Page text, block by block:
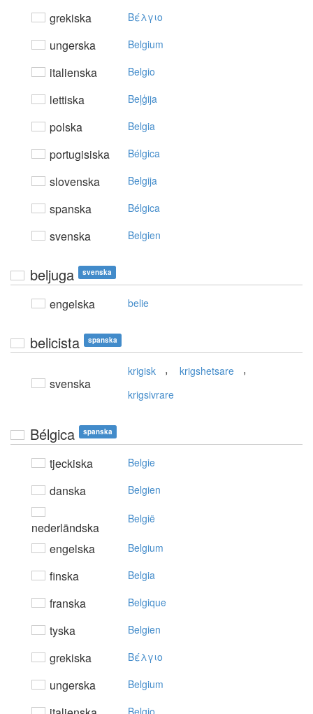
grekiska Bέλγιo
ungerska Belgium
italienska Belgio
lettiska Beļģija
polska Belgia
portugisiska Bélgica
slovenska Belgija
spanska Bélgica
svenska Belgien
beljuga svenska
engelska belie
belicista spanska
svenska
krigisk , krigshetsare ,
krigsivrare
Bélgica spanska
tjeckiska Belgie
danska Belgien
nederländska
België
engelska Belgium
finska Belgia
franska Belgique
tyska Belgien
grekiska Bέλγιo
ungerska Belgium